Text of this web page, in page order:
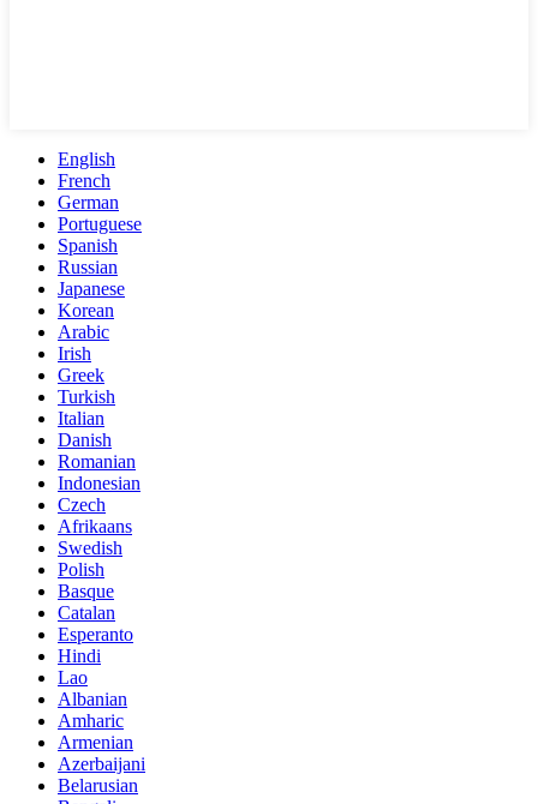
English
French
German
Portuguese
Spanish
Russian
Japanese
Korean
Arabic
Irish
Greek
Turkish
Italian
Danish
Romanian
Indonesian
Czech
Afrikaans
Swedish
Polish
Basque
Catalan
Esperanto
Hindi
Lao
Albanian
Amharic
Armenian
Azerbaijani
Belarusian